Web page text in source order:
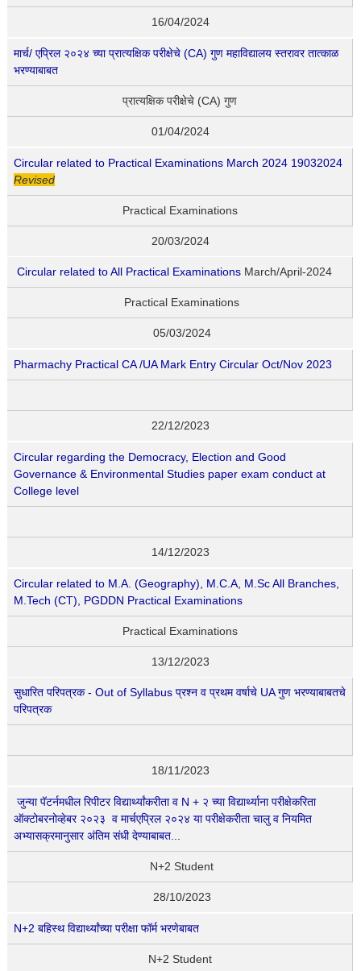
16/04/2024
मार्च/ एप्रिल २०२४ च्या प्रात्यक्षिक परीक्षेचे (CA) गुण महाविद्यालय स्तरावर तात्काळ
भरण्याबाबत
प्रात्यक्षिक परीक्षेचे (CA) गुण
01/04/2024
Circular related to Practical Examinations March 2024 19032024
Revised
Practical Examinations
20/03/2024
Circular related to All Practical Examinations March/April-2024
Practical Examinations
05/03/2024
Pharmachy Practical CA /UA Mark Entry Circular Oct/Nov 2023
22/12/2023
Circular regarding the Democracy, Election and Good
Governance & Environmental Studies paper exam conduct at
College level
14/12/2023
Circular related to M.A. (Geography), M.C.A, M.Sc All Branches,
M.Tech (CT), PGDDN Practical Examinations
Practical Examinations
13/12/2023
सुधारित परिपत्रक - Out of Syllabus प्रश्न व प्रथम वर्षाचे UA गुण भरण्याबाबतचे
परिपत्रक
18/11/2023
जुन्या पॅटर्नमधील रिपीटर विद्यार्थ्यांकरीता व N + २ च्या विद्यार्थ्याना परीक्षेकरिता
ऑक्टोबरनोव्हेबर २०२३ व मार्चएप्रिल २०२४ या परीक्षेकरीता चालु व नियमित
अभ्यासक्रमानुसार अंतिम संधी देण्याबाबत...
N+2 Student
28/10/2023
N+2 बहिस्थ विद्यार्थ्यांच्या परीक्षा फॉर्म भरणेबाबत
N+2 Student